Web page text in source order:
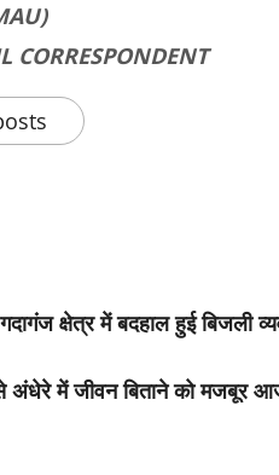
CORRESPONDENT
क्षेत्र में बदहाल हुई बिजली
में जीवन बिताने को मजबूर